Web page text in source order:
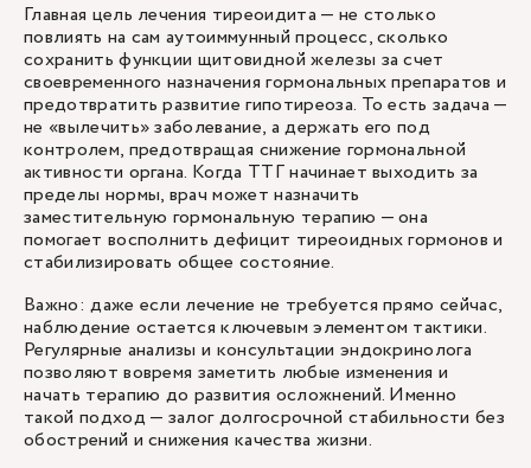
Главная цель лечения тиреоидита — не столько
повлиять на сам аутоиммунный процесс, сколько
сохранить функции щитовидной железы за счет
своевременного назначения гормональных препаратов и
предотвратить развитие гипотиреоза. То есть задача —
не «вылечить» заболевание, а держать его под
контролем, предотвращая снижение гормональной
активности органа. Когда ТТГ начинает выходить за
пределы нормы, врач может назначить
заместительную гормональную терапию — она
помогает восполнить дефицит тиреоидных гормонов и
стабилизировать общее состояние.
Важно: даже если лечение не требуется прямо сейчас,
наблюдение остается ключевым элементом тактики.
Регулярные анализы и консультации эндокринолога
позволяют вовремя заметить любые изменения и
начать терапию до развития осложнений. Именно
такой подход — залог долгосрочной стабильности без
обострений и снижения качества жизни.